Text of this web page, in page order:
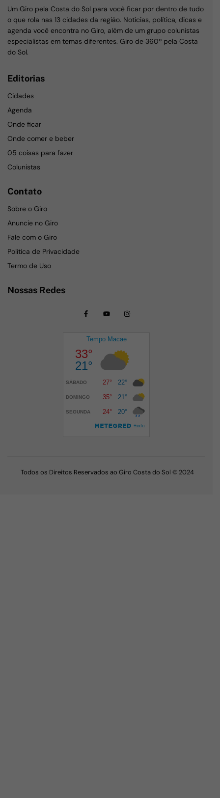
Um Giro pela Costa do Sol para você ficar por dentro de tudo
o que rola nas 13 cidades da região. Notícias, política, dicas e
agenda você encontra no Giro, além de um grupo colunistas
especialistas em temas diferentes. Giro de 360º pela Costa
do Sol.
Editorias
Cidades
Agenda
Onde ficar
Onde comer e beber
05 coisas para fazer
Colunistas
Contato
Sobre o Giro
Anuncie no Giro
Fale com o Giro
Política de Privacidade
Termo de Uso
Nossas Redes
Todos os Direitos Reservados ao Giro Costa do Sol © 2024